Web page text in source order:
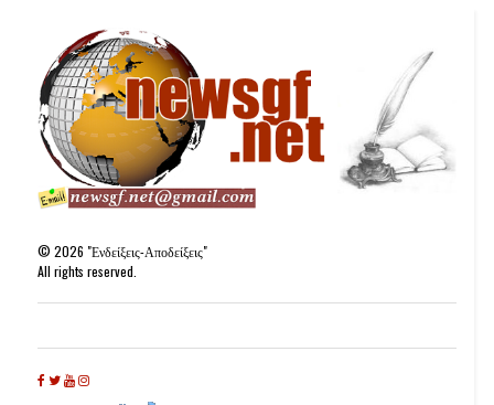
©2026 "Ενδείξεις-Αποδείξεις"
All rights reserved.